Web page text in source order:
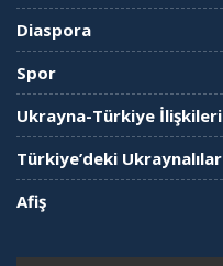
Diaspora
Spor
Ukrayna-Türkiye İlişkileri
Türkiye’deki Ukraynalılar
Afiş